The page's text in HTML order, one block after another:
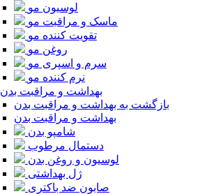
لوسیون مو
ماسک و مراقبت مو
تقویت کننده مو
روغن مو
سرم و اسپری مو
نرم کننده مو
بهداشت و مراقبت بدن
بازگشت به بهداشت و مراقبت بدن
بهداشت و مراقبت بدن
شامپو بدن
دستمال مرطوب
لوسیون و روغن بدن
ژل بهداشتی
صابون ضد باکتری